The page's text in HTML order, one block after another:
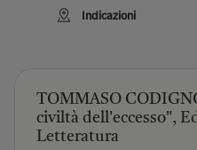
Indicazioni
TOMMASO
civiltà dell'eccesso",
Letteratura